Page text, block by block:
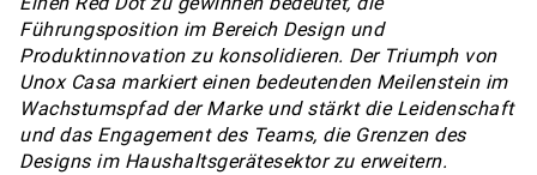
Führungsposition im Bereich Design und
Produktinnovation zu konsolidieren. Der Triumph von
Unox Casa markiert einen bedeutenden Meilenstein im
Wachstumspfad der Marke und stärkt die Leidenschaft
und das Engagement des Teams, die Grenzen des
Designs im Haushaltsgerätesektor zu erweitern.